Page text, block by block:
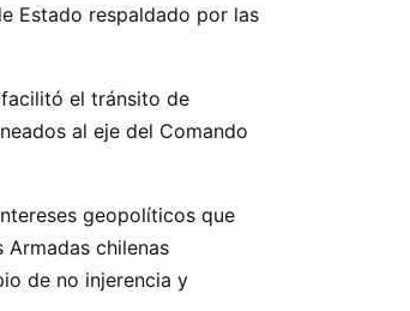
Estado respaldado por las
el tránsito de
al eje del Comando
geopolíticos que
chilenas
de no injerencia y